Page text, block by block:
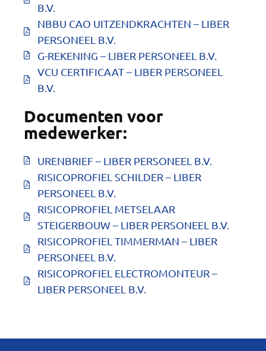
B.V.
NBBU CAO UITZENDKRACHTEN – LIBER
PERSONEEL B.V.
G-REKENING – LIBER PERSONEEL B.V.
VCU CERTIFICAAT – LIBER PERSONEEL
B.V.
Documenten voor
medewerker:
URENBRIEF – LIBER PERSONEEL B.V.
RISICOPROFIEL SCHILDER – LIBER
PERSONEEL B.V.
RISICOPROFIEL METSELAAR
STEIGERBOUW – LIBER PERSONEEL B.V.
RISICOPROFIEL TIMMERMAN – LIBER
PERSONEEL B.V.
RISICOPROFIEL ELECTROMONTEUR –
LIBER PERSONEEL B.V.